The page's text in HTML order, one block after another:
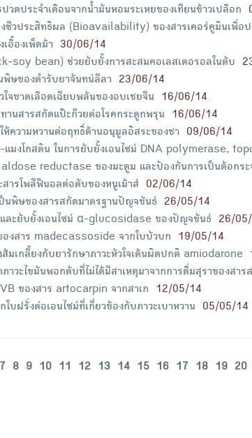
วดประจำเดือนจากน้ำมันหอมระเหยของเทียนข้าวเปลือก
ชีวประสิทธิผล (Bioavailability) ของสารเคอร์คูมินเพื่อปร
อื้องเพ็ดม้า
30/06/14
soy bean) ช่วยยับยั้งการสะสมคอเลสเตอรอลในตับ
พิษของตำรับยาจันทน์ลีลา
23/06/14
ใจขาดเลือดเฉียบพลันของอบเชยจีน
16/06/14
านสารสกัดแป๊ะก๊วยต่อโรคกระดูกพรุน
16/06/14
ห้ความหวานต่อฤทธิ์ต้านอนุมูลอิสระของชา
09/06/14
แมงโกสติน ในการยับยั้งเอนไซม์ DNA polymerase,
aldose reductase ของมะตูม และป้องกันการเป็นต้อกระ
สารโพลีฟีนอลต่อตับของหนูเม้าส์
02/06/14
นพิษของสารสกัดมาตรฐานปัญจขันธ์
26/05/14
ละยับยั้งเอนไซม์ α-glucosidase ของปัญจขันธ์
26/
งสาร madecassoside จากใบบัวบก
19/05/14
ส้มเกลี้ยงกับยารักษาภาวะหัวใจเต้นผิดปกติ amiodarone
าวะไขมันพอกตับที่ไม่ได้มีสาเหตุมาจากการดื่มสุราของสาร
ของสาร artocarpin จากสาเก
12/05/14
บฝรั่งต่อเอนไซม์ที่เกี่ยวข้องกับภาวะเบาหวาน 05/05/14
7 8 9 10 11 12 13 14 15 16 17 18 19 20